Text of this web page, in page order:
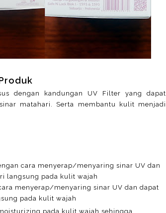
dengan kandungan UV Filter yang dapat
matahari. Serta membantu kulit menjadi
cara menyerap/menyaring sinar UV dan
langsung pada kulit wajah
menyerap/menyaring sinar UV dan dapat
pada kulit wajah
pada kulit wajah sehingga